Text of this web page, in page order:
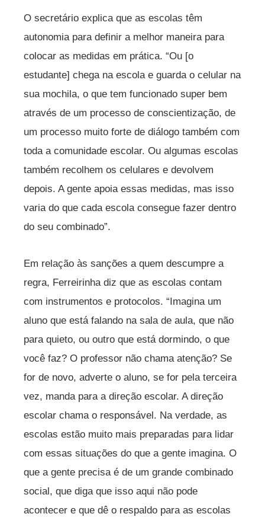
O secretário explica que as escolas têm
autonomia para definir a melhor maneira para
colocar as medidas em prática. “Ou [o
estudante] chega na escola e guarda o celular na
sua mochila, o que tem funcionado super bem
através de um processo de conscientização, de
um processo muito forte de diálogo também com
toda a comunidade escolar. Ou algumas escolas
também recolhem os celulares e devolvem
depois. A gente apoia essas medidas, mas isso
varia do que cada escola consegue fazer dentro
do seu combinado”.
Em relação às sanções a quem descumpre a
regra, Ferreirinha diz que as escolas contam
com instrumentos e protocolos. “Imagina um
aluno que está falando na sala de aula, que não
para quieto, ou outro que está dormindo, o que
você faz? O professor não chama atenção? Se
for de novo, adverte o aluno, se for pela terceira
vez, manda para a direção escolar. A direção
escolar chama o responsável. Na verdade, as
escolas estão muito mais preparadas para lidar
com essas situações do que a gente imagina. O
que a gente precisa é de um grande combinado
social, que diga que isso aqui não pode
acontecer e que dê o respaldo para as escolas